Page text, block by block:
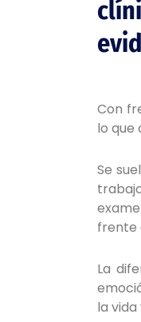
Con
lo que
Se
frente
La
la